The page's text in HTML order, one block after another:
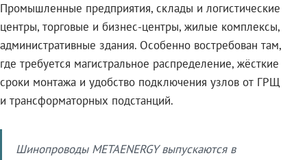
Промышленные предприятия, склады и логистические
центры, торговые и бизнес-центры, жилые комплексы,
административные здания. Особенно востребован там,
где требуется магистральное распределение, жёсткие
сроки монтажа и удобство подключения узлов от ГРЩ
и трансформаторных подстанций.
Шинопроводы METAENERGY выпускаются в